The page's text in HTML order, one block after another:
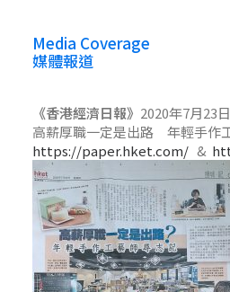
Media Coverage
媒體報道
《香港經濟日報》 2020年7月23日
高薪厚職一定是出路 年輕手作
https://paper.hket.com/ &